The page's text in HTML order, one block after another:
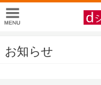
お知らせ